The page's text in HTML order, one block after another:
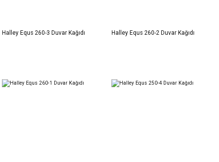
Halley Equs 260-3 Duvar Kağıdı Halley Equs 260-2 Duvar Kağıdı